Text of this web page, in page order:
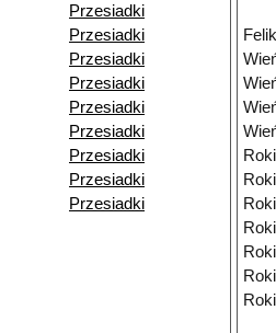
Przesiadki
Przesiadki
Przesiadki
Przesiadki
Przesiadki
Przesiadki
Przesiadki
Przesiadki
Przesiadki